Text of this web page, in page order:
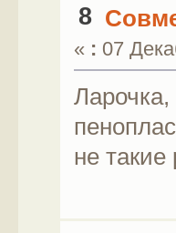
8
« : 07
не